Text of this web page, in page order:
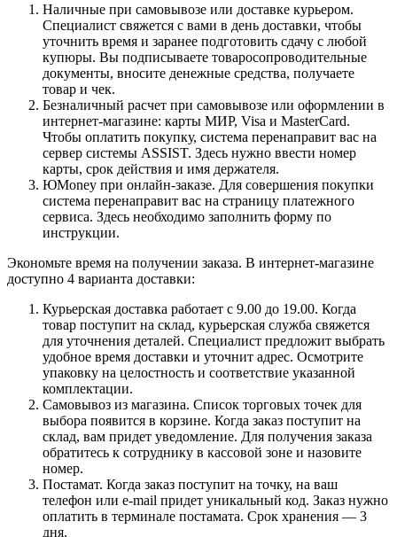
Наличные при самовывозе или доставке курьером.
Специалист свяжется с вами в день доставки, чтобы
уточнить время и заранее подготовить сдачу с любой
купюры. Вы подписываете товаросопроводительные
документы, вносите денежные средства, получаете
товар и чек.
Безналичный расчет при самовывозе или оформлении в
интернет-магазине: карты МИР, Visa и MasterCard.
Чтобы оплатить покупку, система перенаправит вас на
сервер системы ASSIST. Здесь нужно ввести номер
карты, срок действия и имя держателя.
ЮMoney при онлайн-заказе. Для совершения покупки
система перенаправит вас на страницу платежного
сервиса. Здесь необходимо заполнить форму по
инструкции.
Экономьте время на получении заказа. В интернет-магазине
доступно 4 варианта доставки:
Курьерская доставка работает с 9.00 до 19.00. Когда
товар поступит на склад, курьерская служба свяжется
для уточнения деталей. Специалист предложит выбрать
удобное время доставки и уточнит адрес. Осмотрите
упаковку на целостность и соответствие указанной
комплектации.
Самовывоз из магазина. Список торговых точек для
выбора появится в корзине. Когда заказ поступит на
склад, вам придет уведомление. Для получения заказа
обратитесь к сотруднику в кассовой зоне и назовите
номер.
Постамат. Когда заказ поступит на точку, на ваш
телефон или e-mail придет уникальный код. Заказ нужно
оплатить в терминале постамата. Срок хранения — 3
дня.